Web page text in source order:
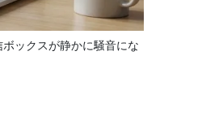
ックスが静かに騒音にな